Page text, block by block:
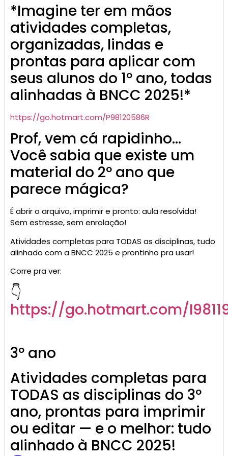
*Imagine ter em mãos
atividades completas,
organizadas, lindas e
prontas para aplicar com
seus alunos do 1º ano, todas
alinhadas à BNCC 2025!*
https://go.hotmart.com/P98120586R
Prof, vem cá rapidinho…
Você sabia que existe um
material do 2º ano que
parece mágica?
É abrir o arquivo, imprimir e pronto: aula resolvida!
Sem estresse, sem enrolação!
Atividades completas para TODAS as disciplinas, tudo
alinhado com a BNCC 2025 e prontinho pra usar!
Corre pra ver:
👇
https://go.hotmart.com/
3º ano
Atividades completas para
TODAS as disciplinas do 3º
ano, prontas para imprimir
ou editar — e o melhor: tudo
alinhado à BNCC 2025!